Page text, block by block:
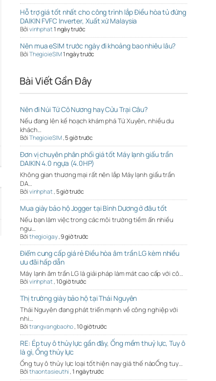
Hỗ trợ giá tốt nhất cho công trình lắp Điều hòa tủ đứng
DAIKIN FVFC Inverter, Xuất xứ Malaysia
Bởivinhphat1 ngày trước
Nên mua eSIM trước ngày đi khoảng bao nhiêu lâu?
BởiThegioieSIM1 ngày trước
Bài Viết Gần Đây
Nên đi Núi Tứ Cô Nương hay Cửu Trại Câu?
Nếu đang lên kế hoạch khám phá Tứ Xuyên, nhiều du
khách…
BởiThegioieSIM,5 giờ trước
Đơn vị chuyên phân phối giá tốt Máy lạnh giấu trần
DAIKIN 4.0 ngựa (4.0HP)
Không gian thương mại rất nên lắp Máy lạnh giấu trần
DA…
Bởivinhphat,5 giờ trước
Mua giày bảo hộ Jogger tại Bình Dương ở đâu tốt
Nếu bạn làm việc trong các môi trường tiềm ẩn nhiều
ngu…
Bởithegioigay,9 giờ trước
Điểm cung cấp giá rẻ Điều hòa âm trần LG kèm nhiều
ưu đãi hấp dẫn
Máy lạnh âm trần LG là giải pháp làm mát cao cấp với cô…
Bởivinhphat,10 giờ trước
Thị trường giày bảo hộ tại Thái Nguyên
Thái Nguyên đang phát triển mạnh về công nghiệp với
nhi…
Bởitrangvangbaoho,10 giờ trước
RE: Ép tuy ô thủy lực gần đây, Ống mềm thuỷ lực, Tuy ô
là gì, Ống thủy lực
Ống tuy ô thủy lực loại tốt hiện nay giá thế nàoỐng tuy…
Bởithaontasieuthi,1 ngày trước